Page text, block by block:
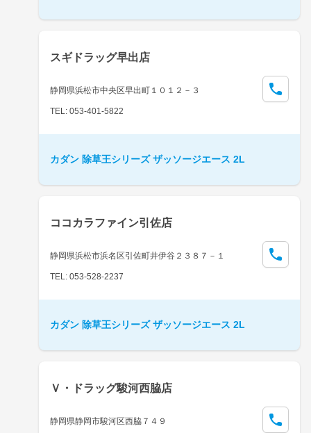
スギドラッグ早出店
静岡県浜松市中央区早出町１０１２－３
TEL: 053-401-5822
カダン 除草王シリーズ ザッソージエース 2L
ココカラファイン引佐店
静岡県浜松市浜名区引佐町井伊谷２３８７－１
TEL: 053-528-2237
カダン 除草王シリーズ ザッソージエース 2L
Ｖ・ドラッグ駿河西脇店
静岡県静岡市駿河区西脇７４９